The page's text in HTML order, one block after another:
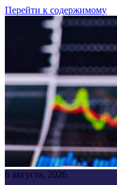
Перейти к содержимому
6 августа, 2026